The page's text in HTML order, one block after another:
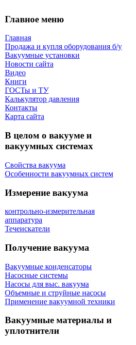
Главное меню
Главная
Продажа и купля оборудования б/y
Вакуумные установки
Новости сайта
Видео
Книги
ГОСТы и ТУ
Калькулятор давления
Контакты
Карта сaйта
В целом о вакууме и
вакуумных системах
Свойства вакуума
Особенности вакуумных систем
Измерение вакуума
контрольно-измерительная
аппаратура
Течеискатели
Получение вакуума
Вакуумные конденсаторы
Насосные системы
Насосы для выс. вакуума
Объемные и струйные насосы
Применение вакуумной техники
Вакуумные материалы и
уплотнители